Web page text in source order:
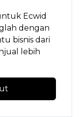
Ecwid
dengan
bisnis dari
lebih